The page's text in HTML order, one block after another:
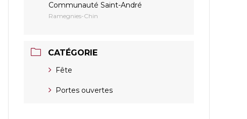
Communauté Saint-André
Ramegnies-Chin
CATÉGORIE
Fête
Portes ouvertes